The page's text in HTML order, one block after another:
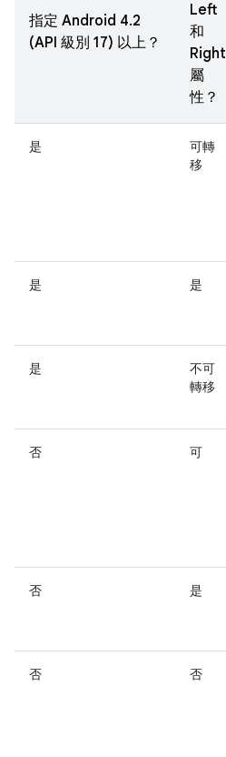
指定 Android 4.2
(API 級別 17) 以上 ？
Left
和
Right
屬
性？
是
可轉
移
是 是
是
不可
轉移
否 可
否 是
否 否